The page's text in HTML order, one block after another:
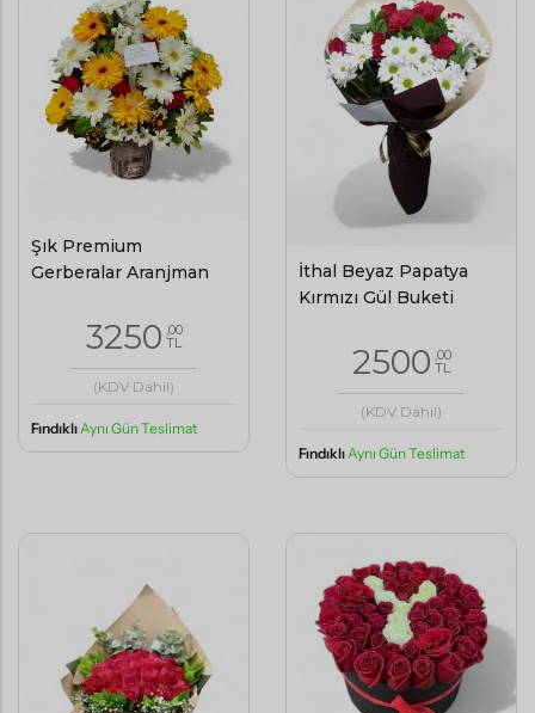
Şık Premium
Gerberalar Aranjman
3250 ,00
TL
(KDV Dahil)
Fındıklı Aynı Gün Teslimat
İthal Beyaz Papatya
Kırmızı Gül Buketi
2500 ,00
TL
(KDV Dahil)
Fındıklı Aynı Gün Teslimat